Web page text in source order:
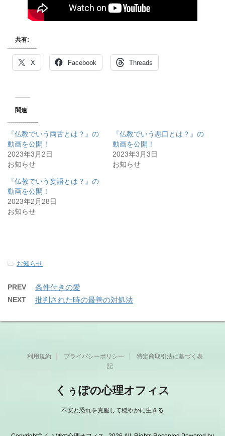
共有:
X Facebook Threads
関連
『仏教でいう両舌とは？』の
動画を公開！
2023年3月2日
お知らせ
『仏教でいう悪口とは？』の
動画を公開！
2023年3月3日
お知らせ
『仏教でいう妄語とは？』の
動画を公開！
2023年2月28日
お知らせ
-お知らせ
PREV 条件付きの愛
NEXT 批判された時の最善の対処法
利用規約 プライバシーポリシー
特定商取引法に基づく表
記
くぅぽの心理オフィス
不安と恐れを克服して穏やかに生きる